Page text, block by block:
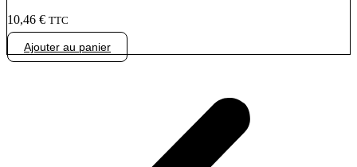
10,46 € TTC
Ajouter au panier